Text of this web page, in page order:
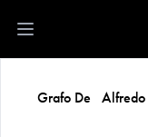
Open main menu
Grafo De